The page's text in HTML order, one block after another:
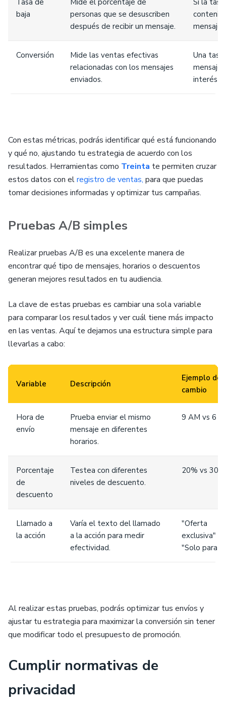
Tasa de
baja
Mide el porcentaje de
personas que se desuscriben
después de recibir un mensaje.
Si la
Conversión
Mide las ventas efectivas
relacionadas con los mensajes
enviados.
Una tasa
mensaje
interés
Con estas métricas, podrás identificar qué está funcionando
y qué no, ajustando tu estrategia de acuerdo con los
resultados. Herramientas como Treinta te permiten cruzar
estos datos con elregistro de ventas, para que puedas
tomar decisiones informadas y optimizar tus campañas.
Pruebas A/B simples
Realizar pruebas A/B es una excelente manera de
encontrar qué tipo de mensajes, horarios o descuentos
generan mejores resultados en tu audiencia.
La clave de estas pruebas es cambiar una sola variable
para comparar los resultados y ver cuál tiene más impacto
en las ventas. Aquí te dejamos una estructura simple para
llevarlas a cabo:
Variable Descripción
Ejemplo de
cambio
Hora de
envío
Prueba enviar el mismo
mensaje en diferentes
horarios.
9 AM vs 6
Porcentaje
de
descuento
Testea con diferentes
niveles de descuento.
20% vs 30%
Llamado a
la acción
Varía el texto del llamado
a la acción para medir
efectividad.
"Oferta
exclusiva" vs
"Solo para
Al realizar estas pruebas, podrás optimizar tus envíos y
ajustar tu estrategia para maximizar la conversión sin tener
que modificar todo el presupuesto de promoción.
Cumplir normativas de
privacidad